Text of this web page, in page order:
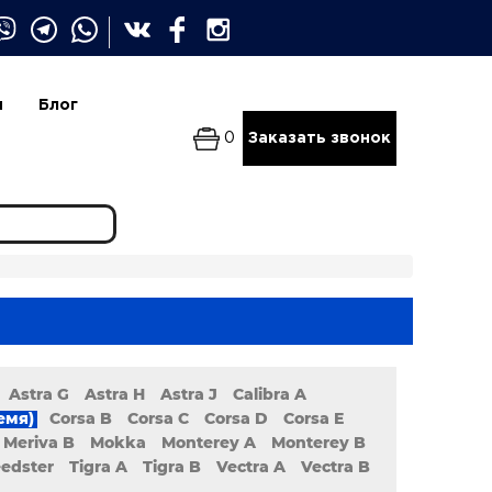
Блог
0 Заказать звонок
Astra G Astra H Astra J
Calibra A
Corsa B Corsa C Corsa D
Corsa E
Meriva B
Mokka Monterey A
Monterey B
Tigra A Tigra B Vectra A Vectra B